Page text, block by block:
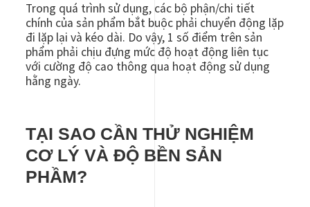
Trong quá trình sử dụng, các bộ phận/chi tiết
chính của sản phẩm bắt buộc phải chuyển động lặp
đi lặp lại và kéo dài. Do vậy, 1 số điểm trên sản
phẩm phải chịu đựng mức độ hoạt động liên tục
với cường độ cao thông qua hoạt động sử dụng
hằng ngày.
TẠI SAO CẦN THỬ NGHIỆM
CƠ LÝ VÀ ĐỘ BỀN SẢN
PHẦM?